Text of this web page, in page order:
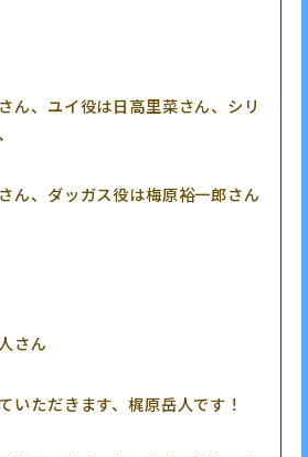
ん、ユイ役は日高里菜さん、シリ
ん、ダッガス役は梅原裕一郎さん
さん
いただきます、梶原岳人です！